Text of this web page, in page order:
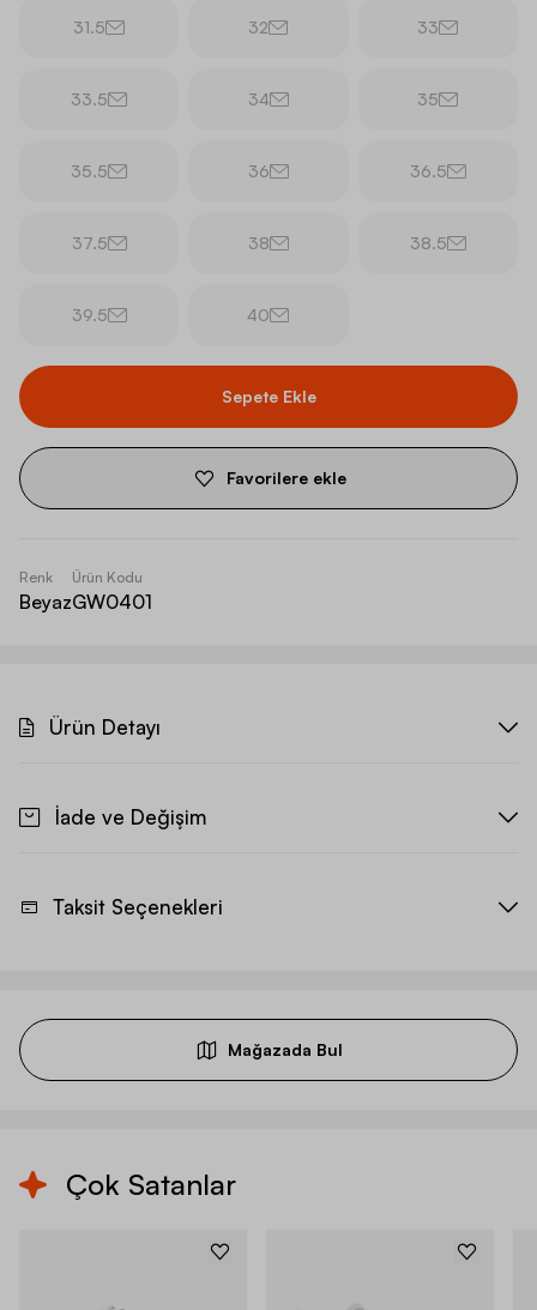
31.5 32 33
33.5 34 35
35.5 36 36.5
37.5 38 38.5
39.5 40
Sepete Ekle
Favorilere ekle
Renk
Beyaz
Ürün Kodu
GW0401
Ürün Detayı
İade ve Değişim
Taksit Seçenekleri
Mağazada Bul
Çok Satanlar